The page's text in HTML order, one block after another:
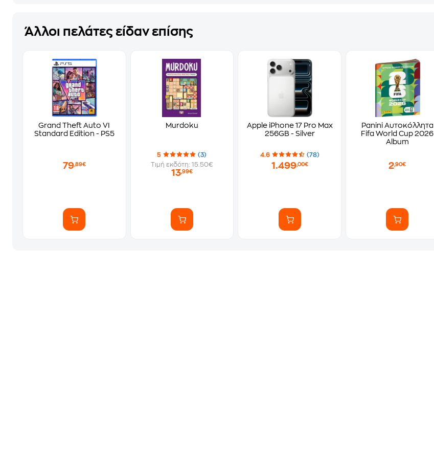
Άλλοι πελάτες είδαν επίσης
Grand Theft Auto VI
Standard Edition - PS5
79,89€
Murdoku
5
(3)
Τιμή εκδότη: 15.50€
13,99€
Apple iPhone 17 Pro Max
256GB - Silver
4.6 (78)
1.499,00€
Panini Αυτοκόλλητα
Fifa World Cup 2026
Album
2,90€